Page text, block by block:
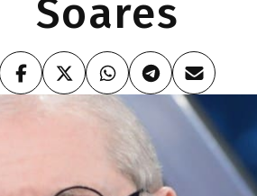
Soares